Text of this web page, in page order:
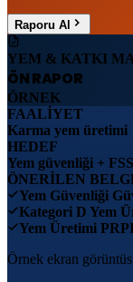
Raporu Al
YEM & KATKI
ÖN RAPOR
ÖRNEK
FAALİYET
Karma yem üretimi
HEDEF
Yem güvenliği +
ÖNERİLEN
Yem Güvenliği
Kategori D Yem
Yem Üretimi PRP
Örnek ekran